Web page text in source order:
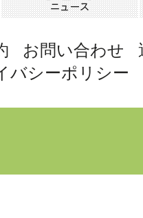
お問い合わせ
バシーポリシー